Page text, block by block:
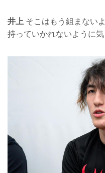
井上 そこはもう組まない
持っていかれないように